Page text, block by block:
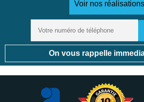
Voir nos réalisations
On vous rappelle